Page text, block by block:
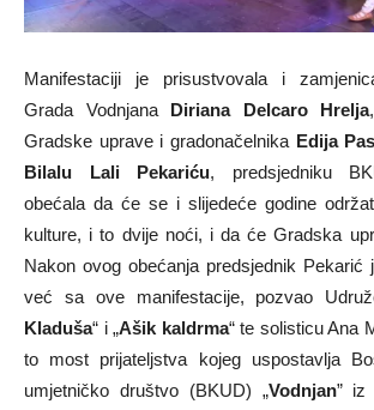
Manifestaciji je prisustvovala i
Grada Vodnjana Diriana Delcaro Hrelja
Gradske uprave i gradonačelnika Edija
Bilalu Lali Pekariću, predsjedniku
obećala da će se i slijedeće godine
kulture, i to dvije noći, i da će Gradska
Nakon ovog obećanja predsjednik Pekarić
već sa ove manifestacije, pozvao
Kladuša“ i „Ašik kaldrma“ te solisticu Ana
to most prijateljstva kojeg uspostavlja
umjetničko društvo (BKUD) „Vodnjan” iz